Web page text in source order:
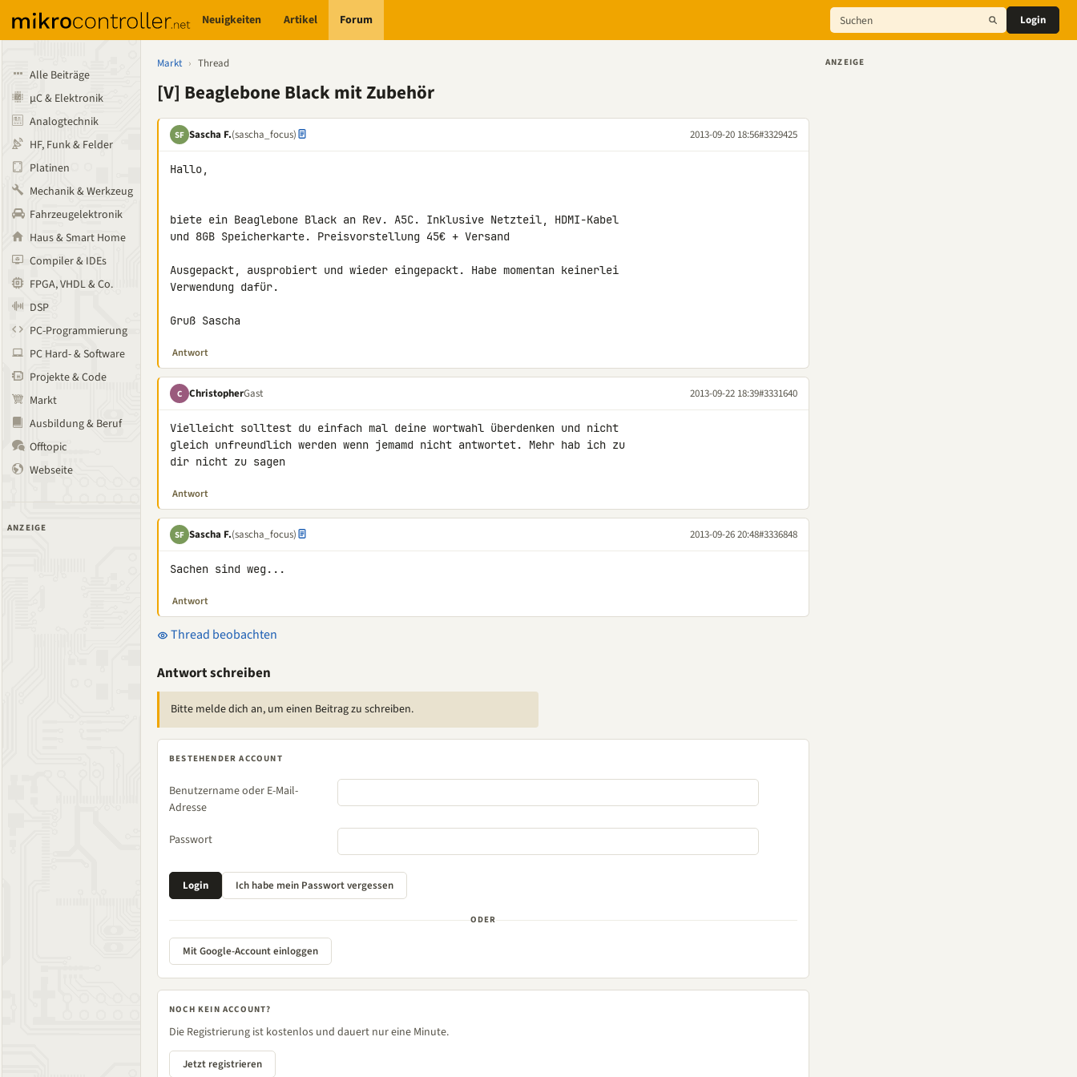
Neuigkeiten Artikel Forum Login
Alle Beiträge
µC & Elektronik
Analogtechnik
HF, Funk & Felder
Platinen
Mechanik & Werkzeug
Fahrzeugelektronik
Haus & Smart Home
Compiler & IDEs
FPGA, VHDL & Co.
DSP
PC-Programmierung
PC Hard- & Software
Projekte & Code
Markt
Ausbildung & Beruf
Offtopic
Webseite
ANZEIGE
Markt › Thread
[V] Beaglebone Black mit Zubehör
SF Sascha F.(sascha_focus) 2013-09-20 18:56#3329425
Hallo,
biete ein Beaglebone Black an Rev. A5C. Inklusive Netzteil, HDMI-Kabel
und 8GB Speicherkarte. Preisvorstellung 45€ + Versand
Ausgepackt, ausprobiert und wieder eingepackt. Habe momentan keinerlei
Verwendung dafür.
Gruß Sascha
Antwort
C ChristopherGast 2013-09-22 18:39#3331640
Vielleicht solltest du einfach mal deine wortwahl überdenken und nicht
gleich unfreundlich werden wenn jemamd nicht antwortet. Mehr hab ich zu
dir nicht zu sagen
Antwort
SF Sascha F.(sascha_focus) 2013-09-26 20:48#3336848
Sachen sind weg...
Antwort
Thread beobachten
Antwort schreiben
Bitte melde dich an, um einen Beitrag zu schreiben.
BESTEHENDER ACCOUNT
Benutzername oder E-Mail-
Adresse
Passwort
ODER
Mit Google-Account einloggen
NOCH KEIN ACCOUNT?
Die Registrierung ist kostenlos und dauert nur eine Minute.
Jetzt registrieren
ANZEIGE